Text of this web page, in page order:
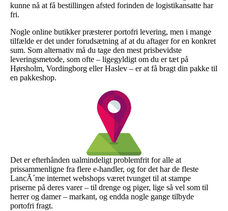
kunne nå at få bestillingen afsted forinden de logistikansatte har
fri.
Nogle online butikker præsterer portofri levering, men i mange
tilfælde er det under forudsætning af at du aftager for en konkret
sum. Som alternativ må du tage den mest prisbevidste
leveringsmetode, som ofte – ligegyldigt om du er tæt på
Hørsholm, Vordingborg eller Haslev – er at få bragt din pakke til
en pakkeshop.
Det er efterhånden ualmindeligt problemfrit for alle at
prissammenligne fra flere e-handler, og for det har de fleste
LancÃ´me internet webshops været tvunget til at stampe
priserne på deres varer – til drenge og piger, lige så vel som til
herrer og damer – markant, og endda nogle gange tilbyde
portofri fragt.